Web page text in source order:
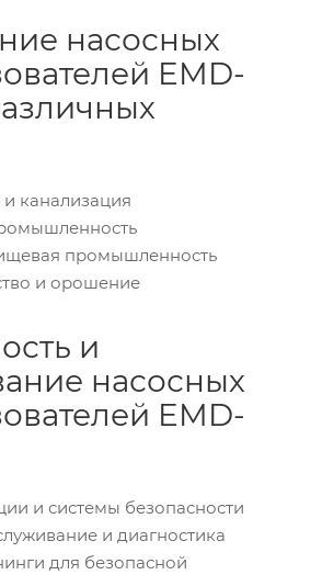
насосных
EMD-
канализация
промышленность
и орошение
и
насосных
EMD-
и системы безопасности
и диагностика
для безопасной